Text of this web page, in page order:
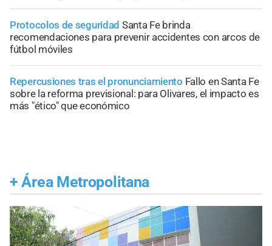
Protocolos de seguridad Santa Fe brinda
recomendaciones para prevenir accidentes con arcos de
fútbol móviles
Repercusiones tras el pronunciamiento Fallo en Santa Fe
sobre la reforma previsional: para Olivares, el impacto es
más "ético" que económico
+ Área Metropolitana